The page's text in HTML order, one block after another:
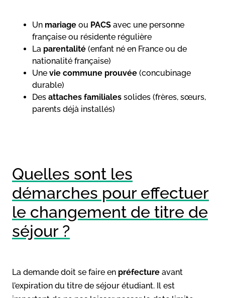
Un mariage ou PACS avec une personne
française ou résidente régulière
La parentalité (enfant né en France ou de
nationalité française)
Une vie commune prouvée (concubinage
durable)
Des attaches familiales solides (frères, sœurs,
parents déjà installés)
Quelles sont les
démarches pour effectuer
le changement de titre de
séjour ?
La demande doit se faire en préfecture avant
l’expiration du titre de séjour étudiant. Il est